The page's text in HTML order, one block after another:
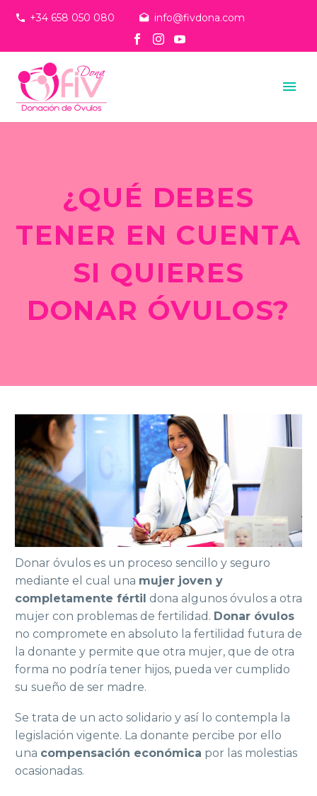
+34 658 050 080 info@fivdona.com
¿QUÉ DEBES
TENER EN CUENTA
SI QUIERES
DONAR ÓVULOS?
Donar óvulos es un proceso sencillo y seguro
mediante el cual una mujer joven y
completamente fértil dona algunos óvulos a otra
mujer con problemas de fertilidad. Donar óvulos
no compromete en absoluto la fertilidad futura de
la donante y permite que otra mujer, que de otra
forma no podría tener hijos, pueda ver cumplido
su sueño de ser madre.
Se trata de un acto solidario y así lo contempla la
legislación vigente. La donante percibe por ello
una compensación económica por las molestias
ocasionadas.